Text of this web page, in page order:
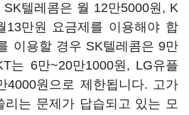
텔레콤은 월 12만5000원, K
13만원 요금제를 이용해야 합
이용할 경우 SK텔레콤은 9만
는 6만~20만1000원, LG유플
4000원으로 제한됩니다. 고가
리는 문제가 답습되고 있는 모